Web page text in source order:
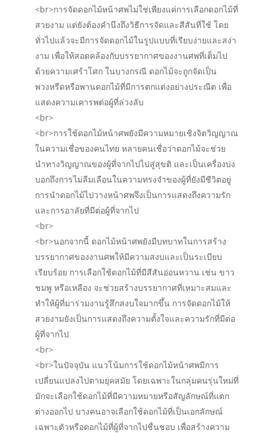
<br>การจัดดอกไม้หน้าศพไม่ใช่เพียงแค่การเลือกดอกไม้ที่
สวยงาม แต่ยังต้องคำนึงถึงวิธีการจัดและสีสันที่ใช้ โดย
ทั่วไปแล้วจะมีการจัดดอกไม้ในรูปแบบที่เรียบง่ายและสง่า
งาม เพื่อให้สอดคล้องกับบรรยากาศของงานศพที่เต็มไป
ด้วยความเศร้าโศก ในบางกรณี ดอกไม้จะถูกจัดเป็น
พวงหรีดหรือพานดอกไม้ที่มีการตกแต่งอย่างประณีต เพื่อ
แสดงความเคารพต่อผู้ที่ล่วงลับ
<br>
<br>การใช้ดอกไม้หน้าศพยังมีความหมายเชิงจิตวิญญาณ
ในความเชื่อของคนไทย หลายคนเชื่อว่าดอกไม้จะช่วย
นำทางวิญญาณของผู้ที่จากไปไปสู่สุขติ และเป็นเครื่องบ่ง
บอกถึงการไม่ลืมเลือนในความทรงจำของผู้ที่ยังมีชีวิตอยู่
การนำดอกไม้ไปวางหน้าศพจึงเป็นการแสดงถึงความรัก
และการอาลัยที่มีต่อผู้ที่จากไป
<br>
<br>นอกจากนี้ ดอกไม้หน้าศพยังมีบทบาทในการสร้าง
บรรยากาศของงานศพให้มีความสงบและเป็นระเบียบ
เรียบร้อย การเลือกใช้ดอกไม้ที่มีสีสันอ่อนหวาน เช่น ขาว
ชมพู หรือเหลือง จะช่วยสร้างบรรยากาศที่เหมาะสมและ
ทำให้ผู้ที่มาร่วมงานรู้สึกสงบใจมากขึ้น การจัดดอกไม้ให้
สวยงามยังเป็นการแสดงถึงความตั้งใจและความรักที่มีต่อ
ผู้ที่จากไป
<br>
<br>ในปัจจุบัน แนวโน้มการใช้ดอกไม้หน้าศพมีการ
เปลี่ยนแปลงไปตามยุคสมัย โดยเฉพาะในกลุ่มคนรุ่นใหม่ที่
มักจะเลือกใช้ดอกไม้ที่มีความหมายหรือสัญลักษณ์ที่แตก
ต่างออกไป บางคนอาจเลือกใช้ดอกไม้ที่เป็นเอกลักษณ์
เฉพาะตัวหรือดอกไม้ที่ผู้ที่จากไปชื่นชอบ เพื่อสร้างความ